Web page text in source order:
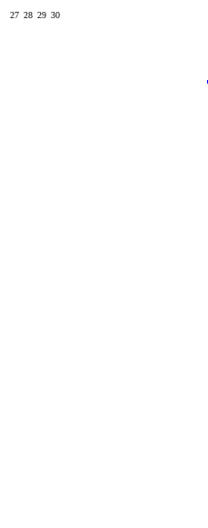
27 28 29 30